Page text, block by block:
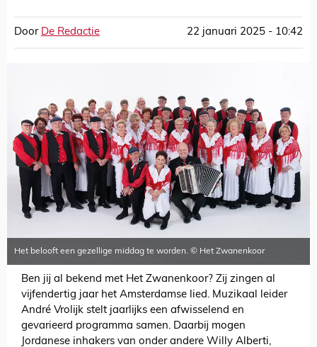
Door De Redactie 22 januari 2025 - 10:42
Het belooft een gezellige middag te worden. © Het Zwanenkoor
Ben jij al bekend met Het Zwanenkoor? Zij zingen al
vijfendertig jaar het Amsterdamse lied. Muzikaal leider
André Vrolijk stelt jaarlijks een afwisselend en
gevarieerd programma samen. Daarbij mogen
Jordanese inhakers van onder andere Willy Alberti,